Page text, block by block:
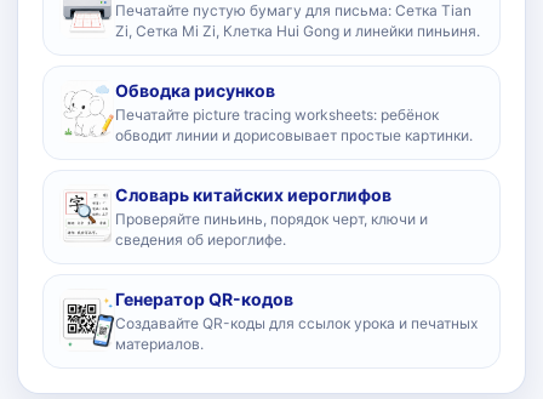
Печатайте пустую бумагу для письма: Сетка Tian
Zi, Сетка Mi Zi, Клетка Hui Gong и линейки пиньиня.
Обводка рисунков
Печатайте picture tracing worksheets: ребёнок
обводит линии и дорисовывает простые картинки.
Словарь китайских иероглифов
Проверяйте пиньинь, порядок черт, ключи и
сведения об иероглифе.
Генератор QR-кодов
Создавайте QR-коды для ссылок урока и печатных
материалов.